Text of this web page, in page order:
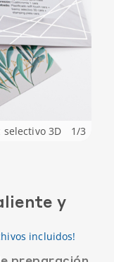
3D 1/3
y
incluidos!